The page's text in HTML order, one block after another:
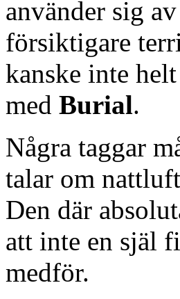
använder sig
försiktigare
kanske inte
med Burial.
Några taggar
talar om
Den där
att inte en själ
medför.